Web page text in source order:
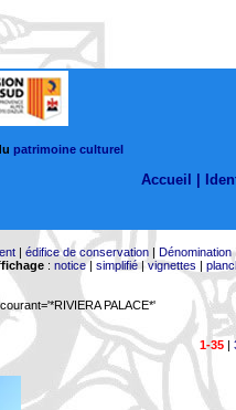
patrimoine culturel
Accueil |
| édifice de conservation| Dénomination
: notice| simplifié|vignettes |
PALACE*'
1-35|